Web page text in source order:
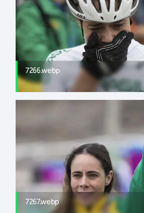
7266.webp
7267.webp